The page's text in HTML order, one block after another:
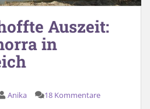
Auszeit:
in
Anika 18 Kommentare